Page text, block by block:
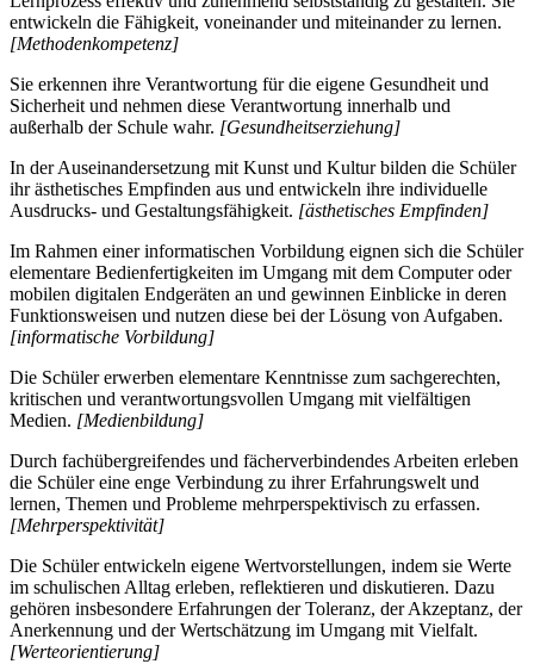
entwickeln die Fähigkeit, voneinander und miteinander zu lernen.
[Methodenkompetenz]
Sie erkennen ihre Verantwortung für die eigene Gesundheit und
Sicherheit und nehmen diese Verantwortung innerhalb und
außerhalb der Schule wahr. [Gesundheitserziehung]
In der Auseinandersetzung mit Kunst und Kultur bilden die Schüler
ihr ästhetisches Empfinden aus und entwickeln ihre individuelle
Ausdrucks- und Gestaltungsfähigkeit. [ästhetisches Empfinden]
Im Rahmen einer informatischen Vorbildung eignen sich die Schüler
elementare Bedienfertigkeiten im Umgang mit dem Computer oder
mobilen digitalen Endgeräten an und gewinnen Einblicke in deren
Funktionsweisen und nutzen diese bei der Lösung von Aufgaben.
[informatische Vorbildung]
Die Schüler erwerben elementare Kenntnisse zum sachgerechten,
kritischen und verantwortungsvollen Umgang mit vielfältigen
Medien. [Medienbildung]
Durch fachübergreifendes und fächerverbindendes Arbeiten erleben
die Schüler eine enge Verbindung zu ihrer Erfahrungswelt und
lernen, Themen und Probleme mehrperspektivisch zu erfassen.
[Mehrperspektivität]
Die Schüler entwickeln eigene Wertvorstellungen, indem sie Werte
im schulischen Alltag erleben, reflektieren und diskutieren. Dazu
gehören insbesondere Erfahrungen der Toleranz, der Akzeptanz, der
Anerkennung und der Wertschätzung im Umgang mit Vielfalt.
[Werteorientierung]